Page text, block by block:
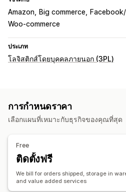
Amazon Big commerce
Woo-commerce
ประเภท
โลจิสติกส์โดยบุคคลภายนอก (3PL)
ประวัติการติดตาม การคืนสินค้า
การจัดการสินค้าคงคลัง
การกำหนดราคา
เลือกแผนที่เหมาะกับธุรกิจของคุณที่สุด
Free
ติดตั้งฟรี
We bill for orders shipped, storage in
and value added services